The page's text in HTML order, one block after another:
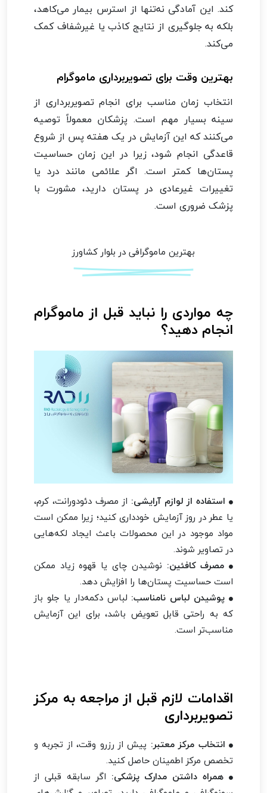
کند. این آمادگی نه‌تنها از استرس بیمار می‌کاهد،
بلکه به جلوگیری از نتایج کاذب یا غیرشفاف کمک
می‌کند.
بهترین وقت برای تصویربرداری ماموگرام
انتخاب زمان مناسب برای انجام تصویربرداری از
سینه بسیار مهم است. پزشکان معمولاً توصیه
می‌کنند که این آزمایش در یک هفته پس از شروع
قاعدگی انجام شود، زیرا در این زمان حساسیت
پستان‌ها کمتر است. اگر علائمی مانند درد یا
تغییرات غیرعادی در پستان دارید، مشورت با
پزشک ضروری است.
بهترین ماموگرافی در بلوار کشاورز
چه مواردی را نباید قبل از ماموگرام
انجام دهید؟
استفاده از لوازم آرایشی: از مصرف دئودورانت، کرم،
یا عطر در روز آزمایش خودداری کنید؛ زیرا ممکن است
مواد موجود در این محصولات باعث ایجاد لکه‌هایی
در تصاویر شوند.
مصرف کافئین: نوشیدن چای یا قهوه زیاد ممکن
است حساسیت پستان‌ها را افزایش دهد.
پوشیدن لباس نامناسب: لباس دکمه‌دار یا جلو باز
که به راحتی قابل تعویض باشد، برای این آزمایش
مناسب‌تر است.
اقدامات لازم قبل از مراجعه به مرکز
تصویربرداری
انتخاب مرکز معتبر: پیش از رزرو وقت، از تجربه و
تخصص مرکز اطمینان حاصل کنید.
همراه داشتن مدارک پزشکی: اگر سابقه قبلی از